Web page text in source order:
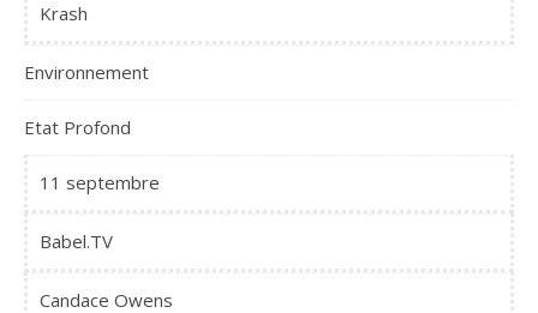
Krash
Environnement
Etat Profond
11 septembre
Babel.TV
Candace Owens